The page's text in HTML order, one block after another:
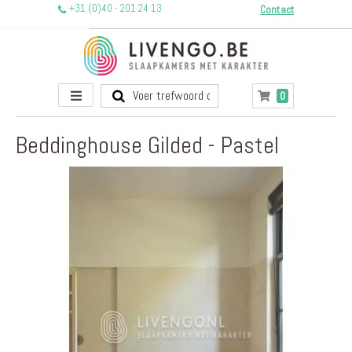
+31 (0)40 - 201 24 13 Contact
Toggle
Nav
Winkelwagen
0producten
Beddinghouse Gilded - Pastel
afbeeldingen-